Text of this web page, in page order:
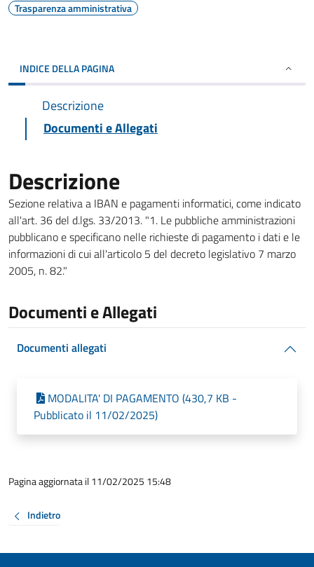
Trasparenza amministrativa
INDICE DELLA PAGINA
Descrizione
Documenti e Allegati
Descrizione
Sezione relativa a IBAN e pagamenti informatici, come indicato
all'art. 36 del d.lgs. 33/2013. "1. Le pubbliche amministrazioni
pubblicano e specificano nelle richieste di pagamento i dati e le
informazioni di cui all'articolo 5 del decreto legislativo 7 marzo
2005, n. 82."
Documenti e Allegati
Documenti allegati
MODALITA' DI PAGAMENTO (430,7 KB -
Pubblicato il 11/02/2025)
Pagina aggiornata il 11/02/2025 15:48
Indietro